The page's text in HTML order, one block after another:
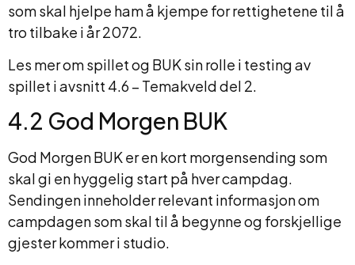
som skal hjelpe ham å kjempe for rettighetene til å
tro tilbake i år 2072.
Les mer om spillet og BUK sin rolle i testing av
spillet i avsnitt 4.6 – Temakveld del 2.
4.2 God Morgen BUK
God Morgen BUK er en kort morgensending som
skal gi en hyggelig start på hver campdag.
Sendingen inneholder relevant informasjon om
campdagen som skal til å begynne og forskjellige
gjester kommer i studio.